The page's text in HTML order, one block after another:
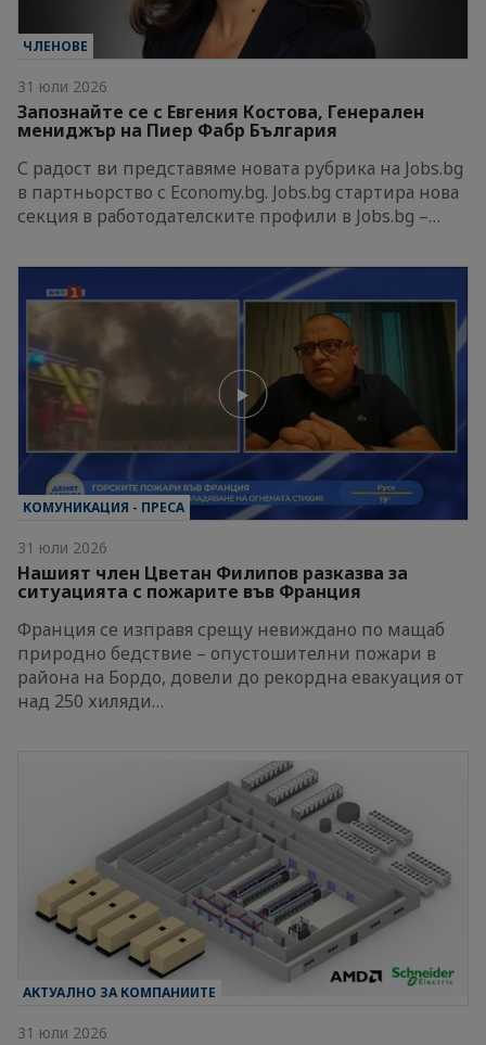
ЧЛЕНОВЕ
31 юли 2026
Запознайте се с Евгения Костова, Генерален
мениджър на Пиер Фабр България
С радост ви представяме новата рубрика на Jobs.bg
в партньорство с Economy.bg. Jobs.bg стартира нова
секция в работодателските профили в Jobs.bg –…
КОМУНИКАЦИЯ - ПРЕСА
31 юли 2026
Нашият член Цветан Филипов разказва за
ситуацията с пожарите във Франция
Франция се изправя срещу невиждано по мащаб
природно бедствие – опустошителни пожари в
района на Бордо, довели до рекордна евакуация от
над 250 хиляди…
АКТУАЛНО ЗА КОМПАНИИТЕ
31 юли 2026